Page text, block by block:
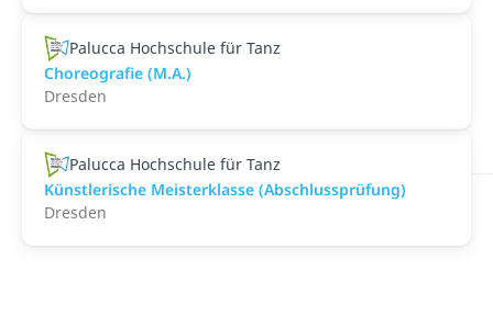
Palucca Hochschule für Tanz
Choreografie (M.A.)
Dresden
Palucca Hochschule für Tanz
Künstlerische Meisterklasse (Abschlussprüfung)
Dresden